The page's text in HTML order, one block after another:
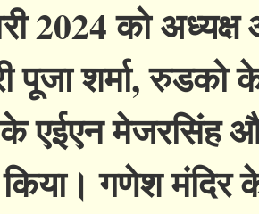
2024 को
पूजा शर्मा, रुडको
के एईएन मेजरसिंह
किया। गणेश